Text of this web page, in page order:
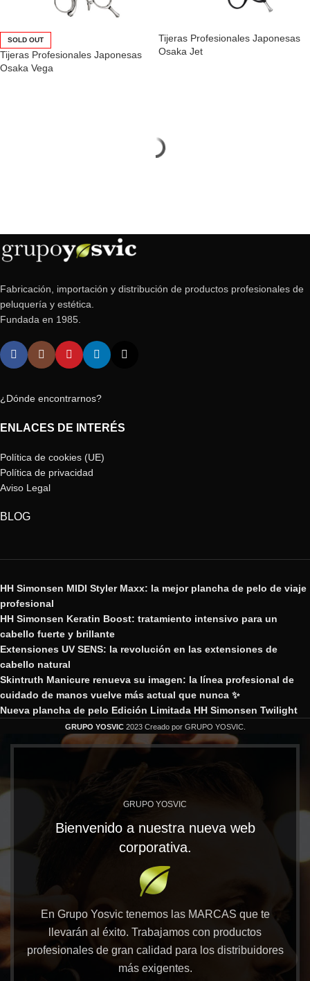
SOLD OUT
Tijeras Profesionales Japonesas
Osaka Vega
Tijeras Profesionales Japonesas
Osaka Jet
Fabricación, importación y distribución de productos profesionales de
peluquería y estética.
Fundada en 1985.
¿Dónde encontrarnos?
ENLACES DE INTERÉS
Política de cookies (UE)
Política de privacidad
Aviso Legal
BLOG
HH Simonsen MIDI Styler Maxx: la mejor plancha de pelo de viaje
profesional
HH Simonsen Keratin Boost: tratamiento intensivo para un
cabello fuerte y brillante
Extensiones UV SENS: la revolución en las extensiones de
cabello natural
Skintruth Manicure renueva su imagen: la línea profesional de
cuidado de manos vuelve más actual que nunca ✨
Nueva plancha de pelo Edición Limitada HH Simonsen Twilight
GRUPO YOSVIC 2023 Creado por GRUPO YOSVIC.
GRUPO YOSVIC
Bienvenido a nuestra nueva web
corporativa.
En Grupo Yosvic tenemos las MARCAS que te
llevarán al éxito. Trabajamos con productos
profesionales de gran calidad para los distribuidores
más exigentes.